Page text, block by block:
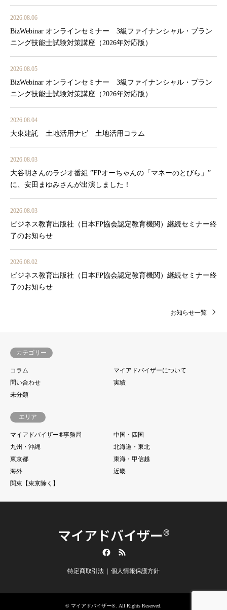
2026.08.06
BizWebinar オンラインセミナー 3級ファイナンシャル・プラン
ニング技能士試験対策講座（2026年対応版）
2026.08.05
BizWebinar オンラインセミナー 3級ファイナンシャル・プラン
ニング技能士試験対策講座（2026年対応版）
2026.08.04
大東建託 土地活用ナビ 土地活用コラム
2026.08.03
大谷明さんのラジオ番組 ”FPオーちゃんの「マネーのとびら」”
に、安田まゆみさんが出演しました！
2026.08.03
ビジネス教育出版社（日本FP協会認定教育機関）継続セミナー終
了のお知らせ
2026.08.02
ビジネス教育出版社（日本FP協会認定教育機関）継続セミナー終
了のお知らせ
お知らせ一覧
カテゴリー
コラム
マイアドバイザーについて
問い合わせ
実績
未分類
エリア
マイアドバイザー®事務局
中国・四国
九州・沖縄
北海道・東北
東京都
東海・甲信越
海外
近畿
関東【東京除く】
マイアドバイザー®
特定商取引法 個人情報保護方針
© マイアドバイザー® . All Rights Reserved.